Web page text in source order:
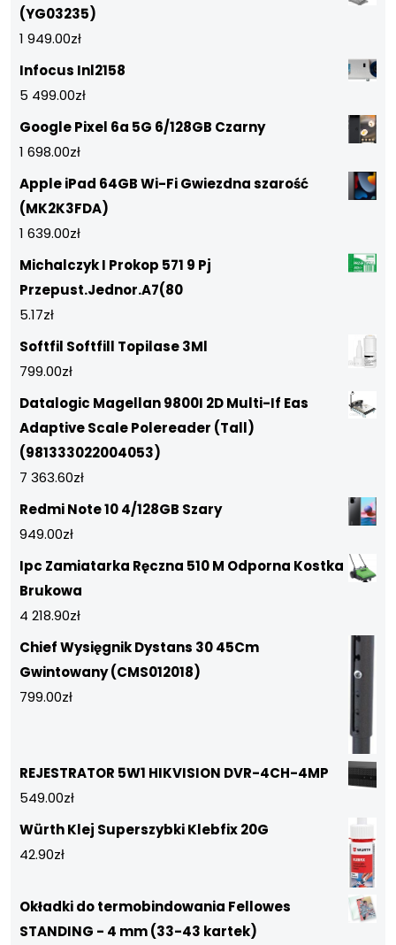
(YG03235)
1 949.00zł
Infocus Inl2158
5 499.00zł
Google Pixel 6a 5G 6/128GB Czarny
1 698.00zł
Apple iPad 64GB Wi-Fi Gwiezdna szarość
(MK2K3FDA)
1 639.00zł
Michalczyk I Prokop 571 9 Pj
Przepust.Jednor.A7(80
5.17zł
Softfil Softfill Topilase 3Ml
799.00zł
Datalogic Magellan 9800I 2D Multi-If Eas
Adaptive Scale Polereader (Tall)
(981333022004053)
7 363.60zł
Redmi Note 10 4/128GB Szary
949.00zł
Ipc Zamiatarka Ręczna 510 M Odporna Kostka
Brukowa
4 218.90zł
Chief Wysięgnik Dystans 30 45Cm
Gwintowany (CMS012018)
799.00zł
REJESTRATOR 5W1 HIKVISION DVR-4CH-4MP
549.00zł
Würth Klej Superszybki Klebfix 20G
42.90zł
Okładki do termobindowania Fellowes
STANDING - 4 mm (33-43 kartek)